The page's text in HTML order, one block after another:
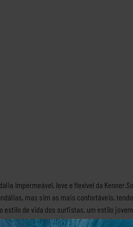
impermeável, leve e flexível da
mas sim as mais confortáveis,
estilo de vida dos surfistas, um estilo
criando diferentes linhas de produtos e